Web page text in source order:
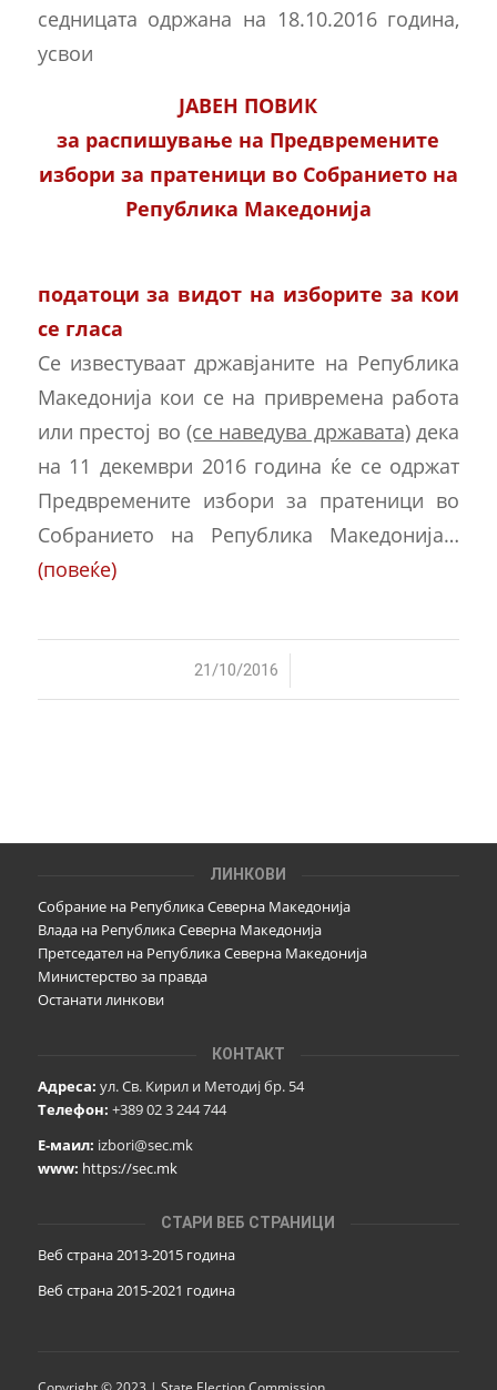
седницата одржана на 18.10.2016 година,
усвои
ЈАВЕН ПОВИК
за распишување на Предвремените
избори за пратеници во Собранието на
Република Македонија
податоци за видот на изборите за кои
се гласа
Се известуваат државјаните на Република
Македонија кои се на привремена работа
или престој во (се наведува државата)дека
на 11 декември 2016 година ќе се одржат
Предвремените избори за пратеници во
Собранието на Република Македонија…
(повеќе)
21/10/2016
/
ЛИНКОВИ
Собрание на Република Северна Македонија
Влада на Република Северна Македонија
Претседател на Република Северна Македонија
Министерство за правда
Останати линкови
КОНТАКТ
Адреса: ул. Св. Кирил и Методиј бр. 54
Телефон: +389 02 3 244 744
Е-маил: izbori@sec.mk
www: https://sec.mk
СТАРИ ВЕБ СТРАНИЦИ
Веб страна 2013-2015 година
Веб страна 2015-2021 година